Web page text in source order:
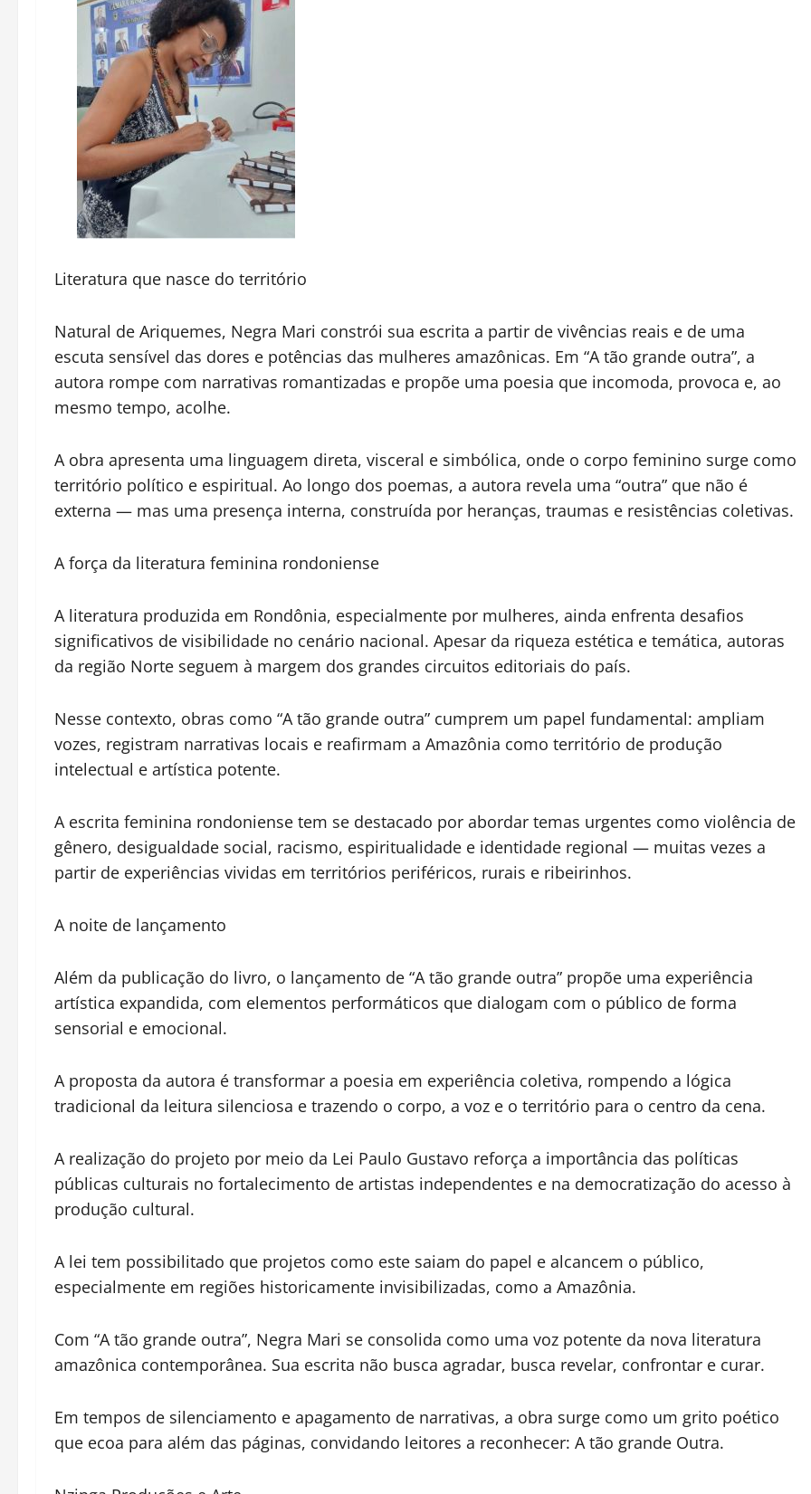
Literatura que nasce do território
Natural de Ariquemes, Negra Mari constrói sua escrita a partir de vivências reais e de uma
escuta sensível das dores e potências das mulheres amazônicas. Em “A tão grande outra”, a
autora rompe com narrativas romantizadas e propõe uma poesia que incomoda, provoca e, ao
mesmo tempo, acolhe.
A obra apresenta uma linguagem direta, visceral e simbólica, onde o corpo feminino surge como
território político e espiritual. Ao longo dos poemas, a autora revela uma “outra” que não é
externa — mas uma presença interna, construída por heranças, traumas e resistências coletivas.
A força da literatura feminina rondoniense
A literatura produzida em Rondônia, especialmente por mulheres, ainda enfrenta desafios
significativos de visibilidade no cenário nacional. Apesar da riqueza estética e temática, autoras
da região Norte seguem à margem dos grandes circuitos editoriais do país.
Nesse contexto, obras como “A tão grande outra” cumprem um papel fundamental: ampliam
vozes, registram narrativas locais e reafirmam a Amazônia como território de produção
intelectual e artística potente.
A escrita feminina rondoniense tem se destacado por abordar temas urgentes como violência de
gênero, desigualdade social, racismo, espiritualidade e identidade regional — muitas vezes a
partir de experiências vividas em territórios periféricos, rurais e ribeirinhos.
A noite de lançamento
Além da publicação do livro, o lançamento de “A tão grande outra” propõe uma experiência
artística expandida, com elementos performáticos que dialogam com o público de forma
sensorial e emocional.
A proposta da autora é transformar a poesia em experiência coletiva, rompendo a lógica
tradicional da leitura silenciosa e trazendo o corpo, a voz e o território para o centro da cena.
A realização do projeto por meio da Lei Paulo Gustavo reforça a importância das políticas
públicas culturais no fortalecimento de artistas independentes e na democratização do acesso à
produção cultural.
A lei tem possibilitado que projetos como este saiam do papel e alcancem o público,
especialmente em regiões historicamente invisibilizadas, como a Amazônia.
Com “A tão grande outra”, Negra Mari se consolida como uma voz potente da nova literatura
amazônica contemporânea. Sua escrita não busca agradar, busca revelar, confrontar e curar.
Em tempos de silenciamento e apagamento de narrativas, a obra surge como um grito poético
que ecoa para além das páginas, convidando leitores a reconhecer: A tão grande Outra.